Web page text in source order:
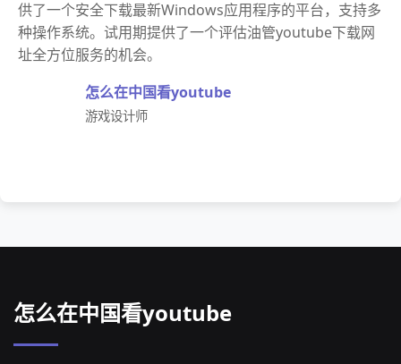
供了一个安全下载最新Windows应用程序的平台，支持多
种操作系统。试用期提供了一个评估油管youtube下载网
址全方位服务的机会。
怎么在中国看youtube
游戏设计师
怎么在中国看youtube